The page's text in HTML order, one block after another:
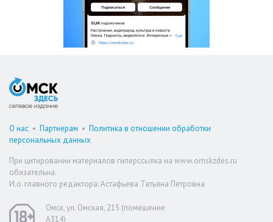
О нас • Партнерам • Политика в отношении обработки
персональных данных
При цитировании материалов гиперссылка на www.omskzdes.ru
обязательна.
И.о. главного редактора: Астафьева Татьяна Петровна
Омск, ул. Омская, 215 (помещение
А314)